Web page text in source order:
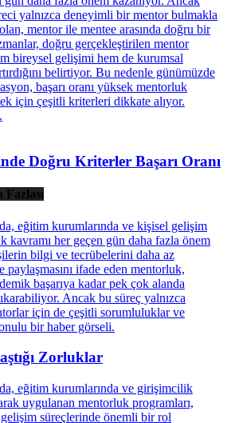
Doğru Kriterler Başarı Oranı
Zorluklar